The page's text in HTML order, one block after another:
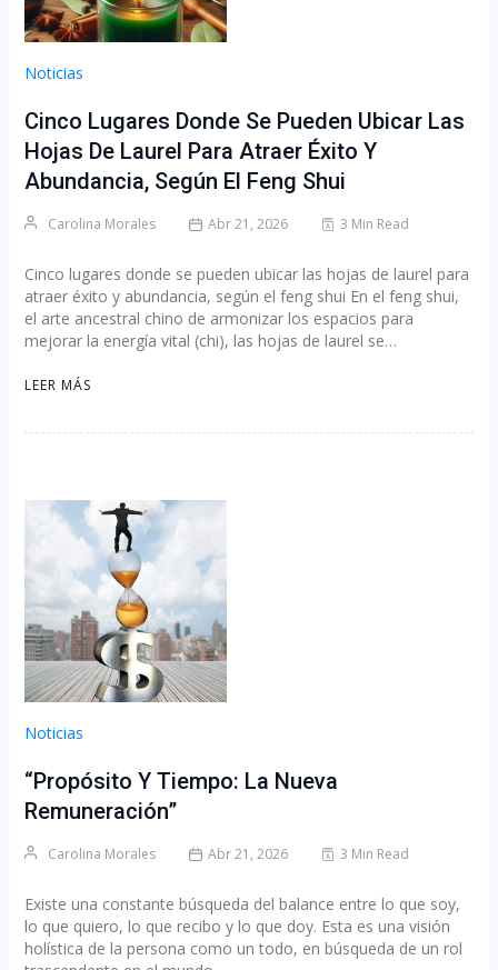
Noticias
Cinco Lugares Donde Se Pueden Ubicar Las
Hojas De Laurel Para Atraer Éxito Y
Abundancia, Según El Feng Shui
Carolina Morales Abr 21, 2026 3 Min Read
Cinco lugares donde se pueden ubicar las hojas de laurel para
atraer éxito y abundancia, según el feng shui En el feng shui,
el arte ancestral chino de armonizar los espacios para
mejorar la energía vital (chi), las hojas de laurel se…
LEER MÁS
Noticias
“Propósito Y Tiempo: La Nueva
Remuneración”
Carolina Morales Abr 21, 2026 3 Min Read
Existe una constante búsqueda del balance entre lo que soy,
lo que quiero, lo que recibo y lo que doy. Esta es una visión
holística de la persona como un todo, en búsqueda de un rol